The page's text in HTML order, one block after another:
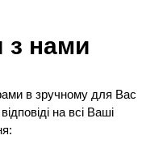
з нами
в зручному для Вас
на всі Ваші